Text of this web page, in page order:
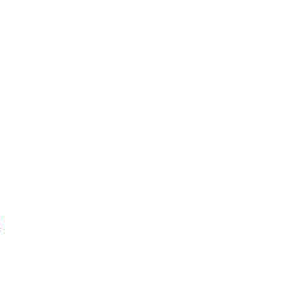
in India, India Viaggio,Viaggio
Viaggio in Nord, Viaggio in
in India, Viaggi India,
tragitti, agenzia viaggi in india,
viaggi in
viaggio india, Noleggio
Inde, Palace on wheels,
Italia and India, Agenzia
Viaggio India, Viaggio
Tour Operator Italiano in